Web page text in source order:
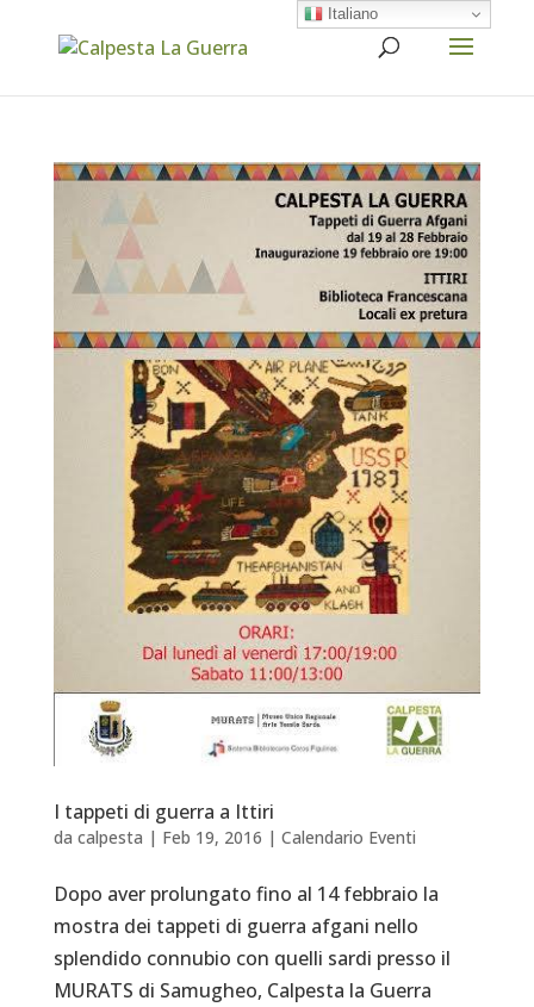
I tappeti di guerra a Ittiri
da calpesta | Feb 19, 2016 | Calendario Eventi
Dopo aver prolungato fino al 14 febbraio la
mostra dei tappeti di guerra afgani nello
splendido connubio con quelli sardi presso il
MURATS di Samugheo, Calpesta la Guerra
Italiano